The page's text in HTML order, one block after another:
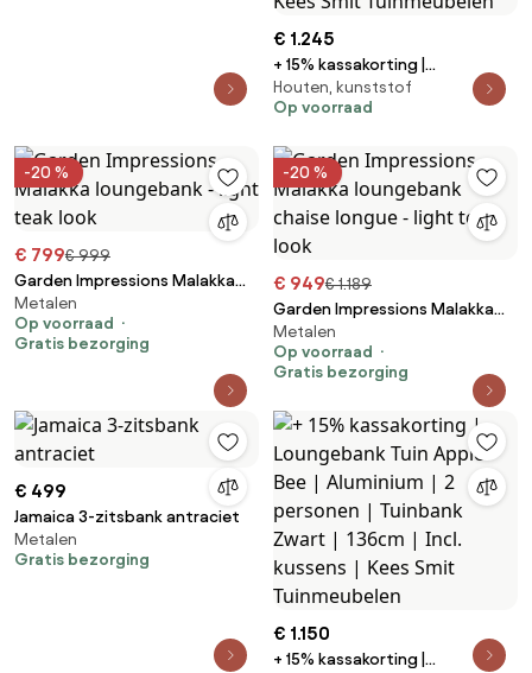
€ 1.245
+ 15% kassakorting |
Loungebank Tuin Bellagio |
Outdoor Textiel | 2 personen |
kussens | Kees Smit
Tuinmeubelen
Houten, kunststof
Op voorraad
-20 %
€ 799€ 999
Garden Impressions Malakka
loungebank - light teak look
Metalen
Op voorraad
Gratis bezorging
-20 %
€ 949€ 1.189
Garden Impressions Malakka
loungebank chaise longue -
light teak look
Metalen
Op voorraad
Gratis bezorging
€ 499
Jamaica 3-zitsbank antraciet
Metalen
Gratis bezorging
€ 1.150
+ 15% kassakorting |